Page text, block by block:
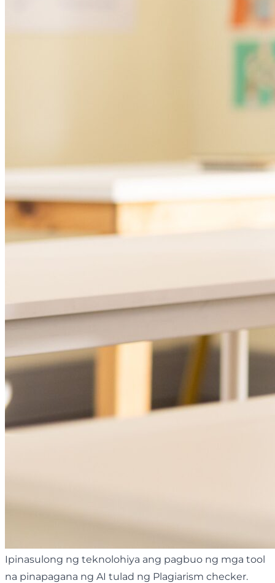
Ipinasulong ng teknolohiya ang pagbuo ng mga tool
na pinapagana ng AI tulad ng Plagiarism checker.